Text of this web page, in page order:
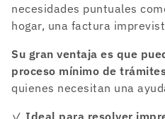
necesidades puntuales
hogar, una factura
Su gran ventaja es que
proceso mínimo de
quienes necesitan una
✓ Ideal para resolver